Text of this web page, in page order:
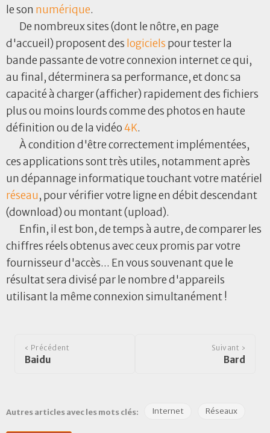
le son numérique.
De nombreux sites (dont le nôtre, en page
d'accueil) proposent des logiciels pour tester la
bande passante de votre connexion internet ce qui,
au final, déterminera sa performance, et donc sa
capacité à charger (afficher) rapidement des fichiers
plus ou moins lourds comme des photos en haute
définition ou de la vidéo4K.
À condition d'être correctement implémentées,
ces applications sont très utiles, notamment après
un dépannage informatique touchant votre matériel
réseau, pour vérifier votre ligne en débit descendant
(download) ou montant (upload).
Enfin, il est bon, de temps à autre, de comparer les
chiffres réels obtenus avec ceux promis par votre
fournisseur d'accès... En vous souvenant que le
résultat sera divisé par le nombre d'appareils
utilisant la même connexion simultanément !
‹ Précédent
Baidu
Suivant ›
Bard
Autres articles avec les mots clés: Internet Réseaux